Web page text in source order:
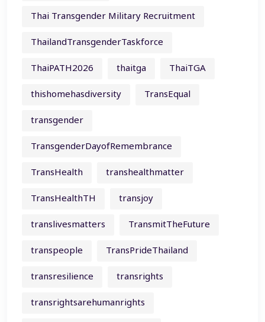
Thai Transgender Military Recruitment
ThailandTransgenderTaskforce
ThaiPATH2026
thaitga
ThaiTGA
thishomehasdiversity
TransEqual
transgender
TransgenderDayofRemembrance
TransHealth
transhealthmatter
TransHealthTH
transjoy
translivesmatters
TransmitTheFuture
transpeople
TransPrideThailand
transresilience
transrights
transrightsarehumanrights